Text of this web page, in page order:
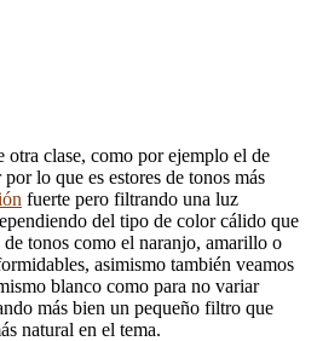
otra clase, como por ejemplo el de
lo que es estores de tonos más
fuerte pero filtrando una luz
del tipo de color cálido que
de tonos como el naranjo, amarillo o
asimismo también veamos
blanco como para no variar
más bien un pequeño filtro que
natural en el tema.